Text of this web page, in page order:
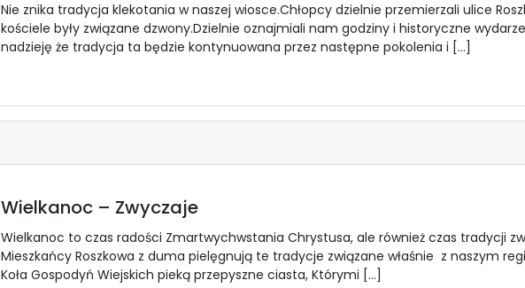
Nie znika tradycja klekotania w naszej wiosce.Chłopcy dzielnie przemierzali ulice
kościele były związane dzwony.Dzielnie oznajmiali nam godziny i historyczne
nadzieję że tradycja ta będzie kontynuowana przez następne pokolenia i […]
Wielkanoc – Zwyczaje
Wielkanoc to czas radości Zmartwychwstania Chrystusa, ale również czas tradycji
Mieszkańcy Roszkowa z duma pielęgnują te tradycje związane właśnie z naszym
Koła Gospodyń Wiejskich pieką przepyszne ciasta, Którymi […]